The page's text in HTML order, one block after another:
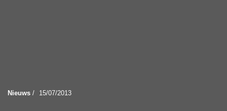
Nieuws / 15/07/2013